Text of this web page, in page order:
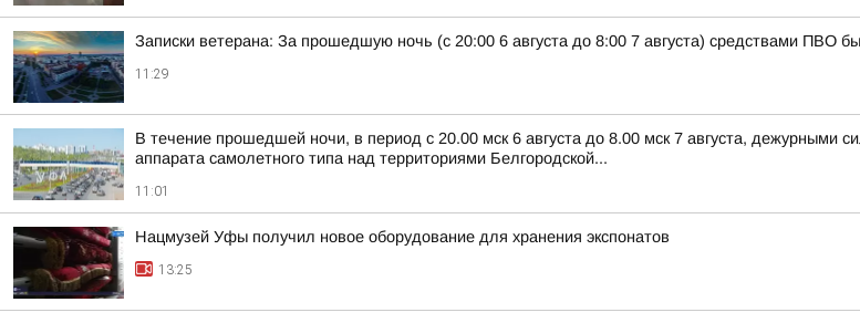
Записки ветерана: За прошедшую ночь (с 20:00 6 августа до 8:00 7 августа) средствами ПВО
11:29
В течение прошедшей ночи, в период с 20.00 мск 6 августа до 8.00 мск 7 августа, дежурными
аппарата самолетного типа над территориями Белгородской...
11:01
Нацмузей Уфы получил новое оборудование для хранения экспонатов
13:25